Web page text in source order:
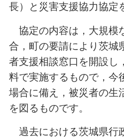
長）と災害支援協力協定
協定の内容は，大規模
合，町の要請により茨城
者支援相談窓口を開設し
料で実施するもので，今
場合に備え，被災者の生
を図るものです。
過去における茨城県行